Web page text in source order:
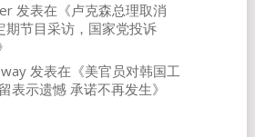
发表在《卢克森总理取消
期节目采访，国家党投诉
发表在《美官员对韩国工
表示遗憾 承诺不再发生》